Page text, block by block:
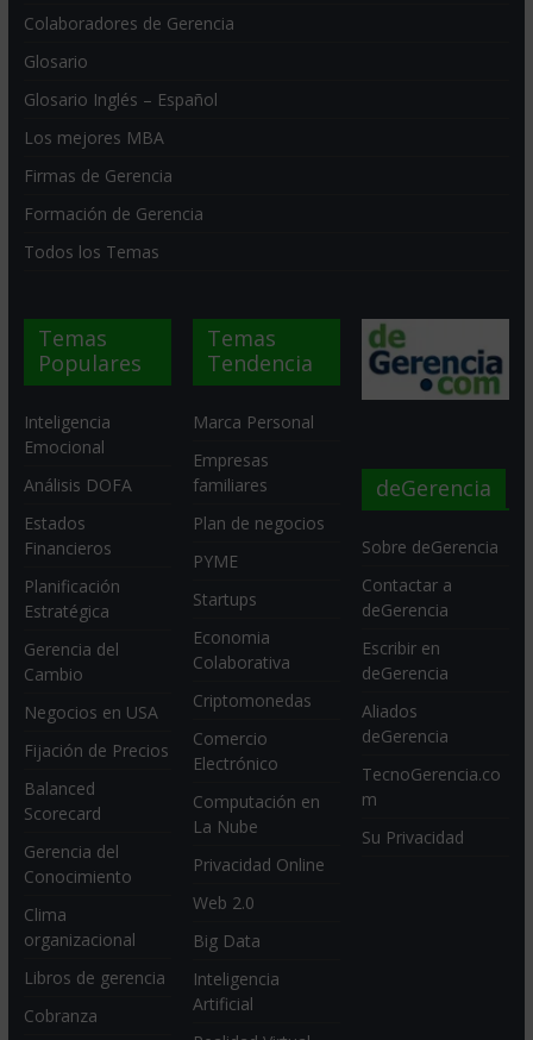
Colaboradores de Gerencia
Glosario
Glosario Inglés – Español
Los mejores MBA
Firmas de Gerencia
Formación de Gerencia
Todos los Temas
Temas
Populares
Inteligencia
Emocional
Análisis DOFA
Estados
Financieros
Planificación
Estratégica
Gerencia del
Cambio
Negocios en USA
Fijación de Precios
Balanced
Scorecard
Gerencia del
Conocimiento
Clima
organizacional
Libros de gerencia
Cobranza
Temas
Tendencia
Marca Personal
Empresas
familiares
Plan de negocios
PYME
Startups
Economia
Colaborativa
Criptomonedas
Comercio
Electrónico
Computación en
La Nube
Privacidad Online
Web 2.0
Big Data
Inteligencia
Artificial
deGerencia
Sobre deGerencia
Contactar a
deGerencia
Escribir en
deGerencia
Aliados
deGerencia
TecnoGerencia.co
m
Su Privacidad